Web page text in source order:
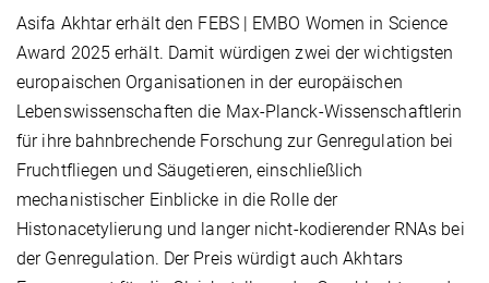
Asifa Akhtar erhält den FEBS | EMBO Women in Science
Award 2025 erhält. Damit würdigen zwei der wichtigsten
europaischen Organisationen in der europäischen
Lebenswissenschaften die Max-Planck-Wissenschaftlerin
für ihre bahnbrechende Forschung zur Genregulation bei
Fruchtfliegen und Säugetieren, einschließlich
mechanistischer Einblicke in die Rolle der
Histonacetylierung und langer nicht-kodierender RNAs bei
der Genregulation. Der Preis würdigt auch Akhtars